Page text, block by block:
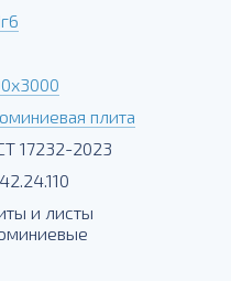
плита
17232-2023
и листы